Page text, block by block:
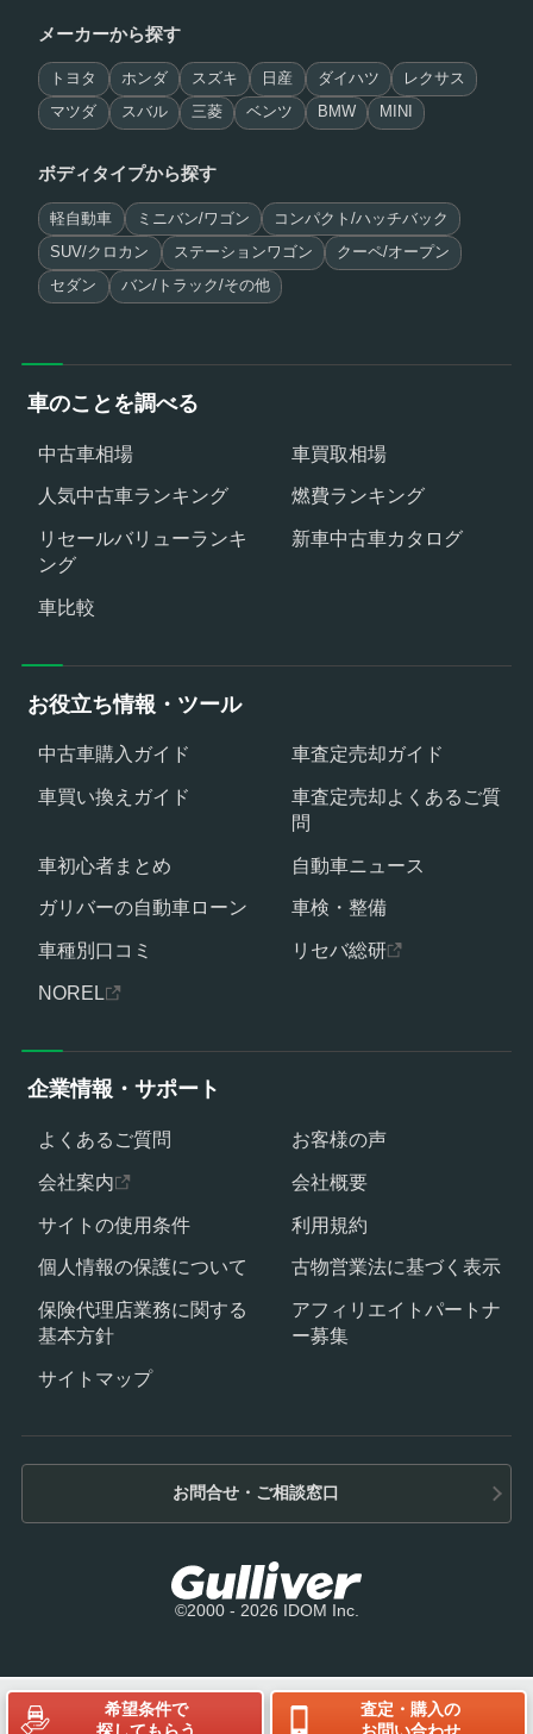
希望条件で
査定・購入の
メーカーから探す
トヨタ ホンダ スズキ 日産 ダイハツ レクサス
マツダ スバル 三菱 ベンツ BMW MINI
ボディタイプから探す
軽自動車 ミニバン/ワゴン コンパクト/ハッチバック
SUV/クロカン ステーションワゴン クーペ/オープン
セダン バン/トラック/その他
車のことを調べる
中古車相場
車買取相場
人気中古車ランキング
燃費ランキング
リセールバリューランキ
ング
新車中古車カタログ
車比較
お役立ち情報・ツール
中古車購入ガイド
車査定売却ガイド
車買い換えガイド
車査定売却よくあるご質
問
車初心者まとめ
自動車ニュース
ガリバーの自動車ローン
車検・整備
車種別口コミ
リセバ総研
NOREL
お問合せ・ご相談窓口
©2000 - 2026 IDOM Inc.
企業情報・サポート
よくあるご質問
お客様の声
会社案内
会社概要
サイトの使用条件
利用規約
個人情報の保護について
古物営業法に基づく表示
保険代理店業務に関する
基本方針
アフィリエイトパートナ
ー募集
サイトマップ